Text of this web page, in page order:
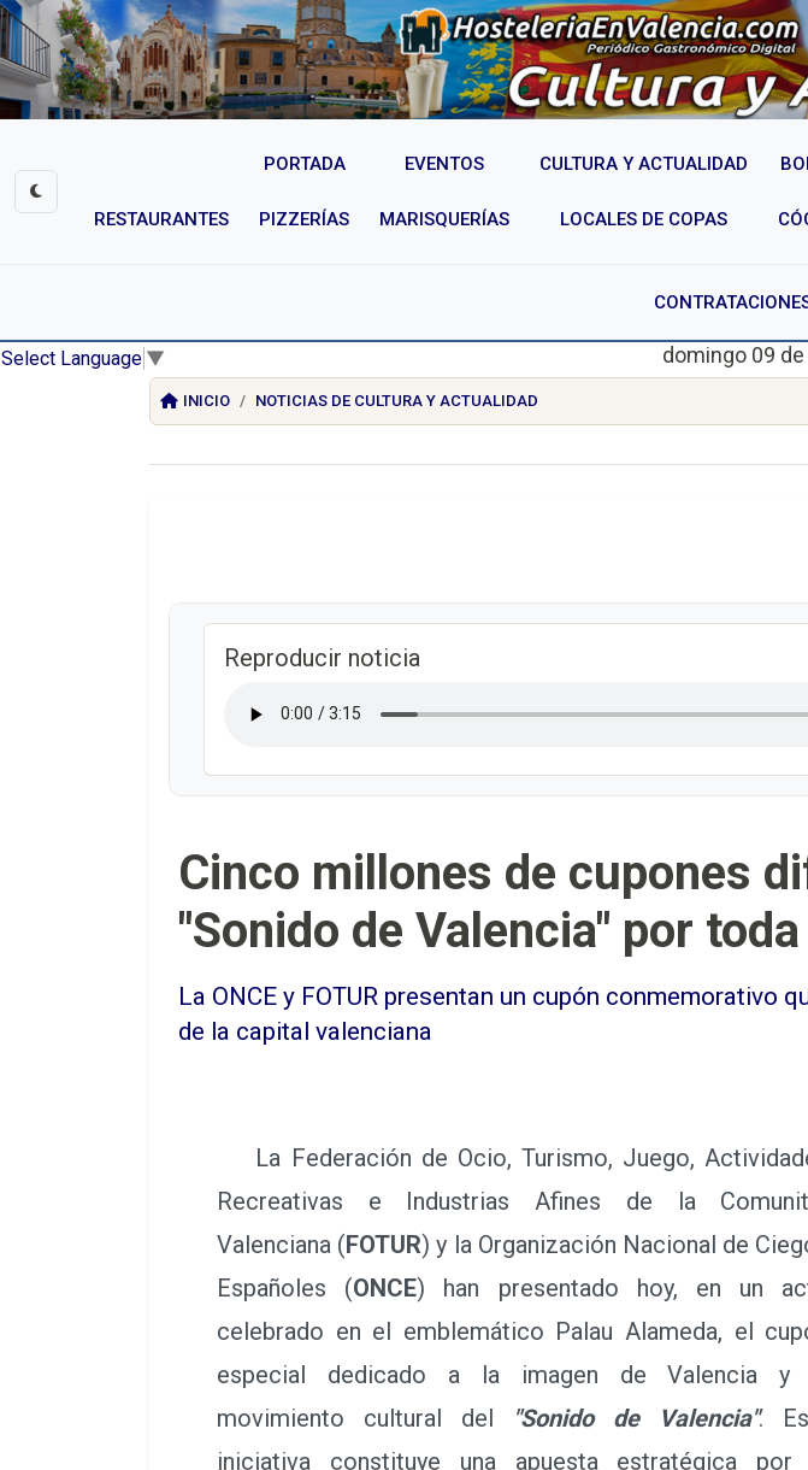
PORTADA EVENTOS CULTURA Y ACTUALIDAD
RESTAURANTES PIZZERÍAS MARISQUERÍAS LOCALES DE COPAS
Select Language ▼ domingo 09
INICIO NOTICIAS DE CULTURA Y ACTUALIDAD
Reproducir noticia
Cinco millones de cupones
"Sonido de Valencia" por
La ONCE y FOTUR presentan un cupón conmemorativo
de la capital valenciana
La Federación de Ocio, Turismo, Juego,
Recreativas e Industrias Afines de la
Valenciana (FOTUR) y la Organización Nacional de
Españoles (ONCE) han presentado hoy, en un
celebrado en el emblemático Palau Alameda, el
especial dedicado a la imagen de Valencia y
movimiento cultural del
"Sonido de Valencia".
iniciativa constituye una apuesta estratégica por